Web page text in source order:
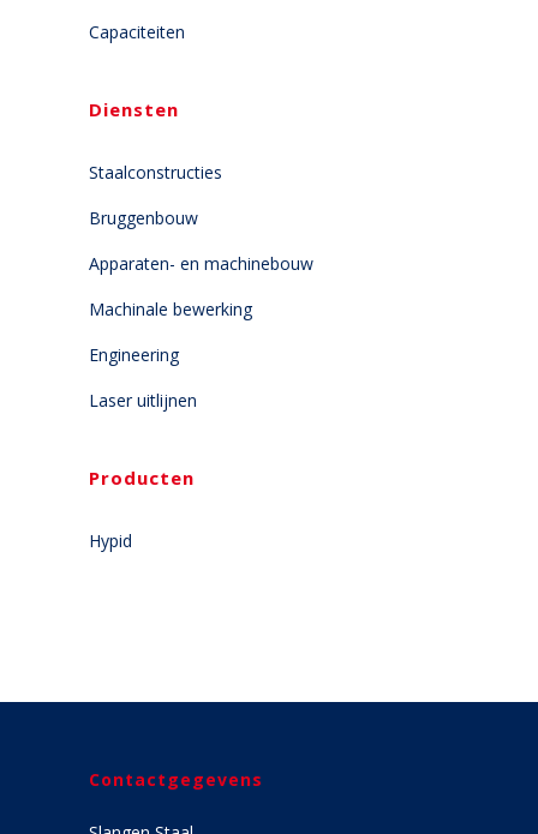
Capaciteiten
Diensten
Staalconstructies
Bruggenbouw
Apparaten- en machinebouw
Machinale bewerking
Engineering
Laser uitlijnen
Producten
Hypid
Contactgegevens